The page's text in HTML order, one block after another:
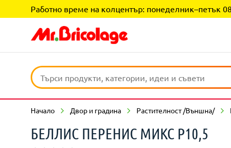
Работно време на колцентър: понеделник–петък
Начало Двор и градина Растителност /Външна/
БЕЛЛИС ПЕРЕНИС МИКС Р10,5